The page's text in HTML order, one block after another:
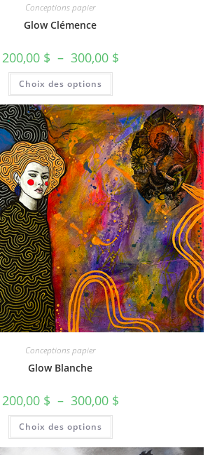
Conceptions papier
Glow Clémence
200,00 $ – 300,00 $
Choix des options
Conceptions papier
Glow Blanche
200,00 $ – 300,00 $
Choix des options